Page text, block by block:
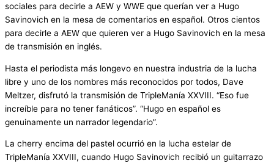
sociales para decirle a AEW y WWE que querían ver a Hugo
Savinovich en la mesa de comentarios en español. Otros cientos
para decirle a AEW que quieren ver a Hugo Savinovich en la mesa
de transmisión en inglés.
Hasta el periodista más longevo en nuestra industria de la lucha
libre y uno de los nombres más reconocidos por todos, Dave
Meltzer, disfrutó la transmisión de TripleManía XXVIII. “Eso fue
increíble para no tener fanáticos”. “Hugo en español es
genuinamente un narrador legendario”.
La cherry encima del pastel ocurrió en la lucha estelar de
TripleManía XXVIII, cuando Hugo Savinovich recibió un guitarrazo